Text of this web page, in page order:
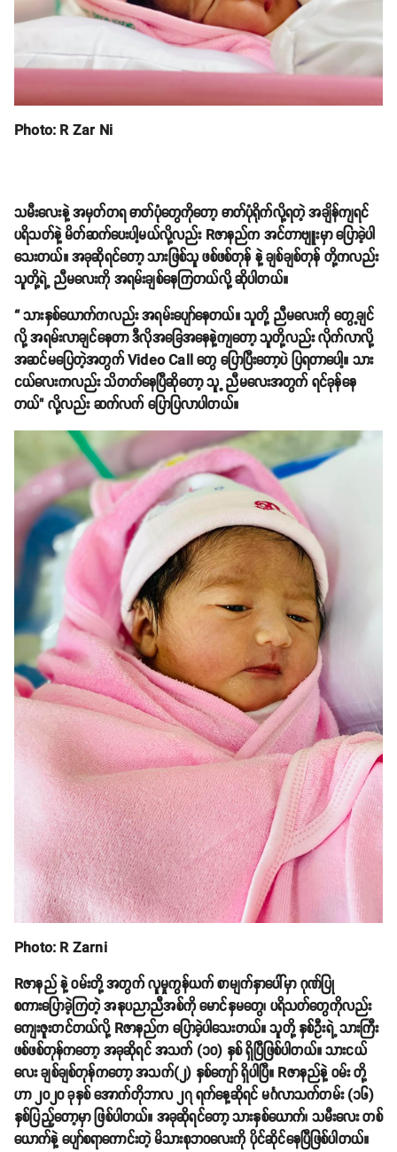
Photo: R Zar Ni
သမီးလေးနဲ့ အမှတ်တရ ဓာတ်ပုံတွေကိုတော့ ဓာတ်ပုံရိုက်လို့ရတဲ့ အချိန်ကျရင်
ပရိသတ်နဲ့ မိတ်ဆက်ပေးပါ့မယ်လို့လည်း Rဇာနည်က အင်တာဗျူးမှာ ပြောခဲ့ပါ
သေးတယ်။ အခုဆိုရင်တော့ သားဖြစ်သူ ဖစ်ဖစ်တုန် နဲ့ ချစ်ချစ်တုန် တို့ကလည်း
သူတို့ရဲ့ ညီမလေးကို အရမ်းချစ်နေကြတယ်လို့ ဆိုပါတယ်။
“ သားနှစ်ယောက်ကလည်း အရမ်းပျော်နေတယ်။ သူတို့ ညီမလေးကို တွေ့ချင်
လို့ အရမ်းလာချင်နေတာ ဒီလိုအခြေအနေနဲ့ကျတော့ သူတို့လည်း လိုက်လာလို့
အဆင်မပြေတဲ့အတွက် Video Call တွေ ပြောပြီးတော့ပဲ ပြရတာပေါ့။ သား
ငယ်လေးကလည်း သိတတ်နေပြီဆိုတော့ သူ့ ညီမလေးအတွက် ရင်ခုန်နေ
တယ်" လို့လည်း ဆက်လက် ပြောပြလာပါတယ်။
Photo: R Zarni
Rဇာနည် နဲ့ ဝမ်းတို့ အတွက် လူမှုကွန်ယက် စာမျက်နှာပေါ်မှာ ဂုဏ်ပြု
စကားပြောခဲ့ကြတဲ့ အနုပညာညီအစ်ကို မောင်နှမတွေ၊ ပရိသတ်တွေကိုလည်း
ကျေးဇူးတင်တယ်လို့ Rဇာနည်က ပြောခဲ့ပါသေးတယ်။ သူတို့ နှစ်ဦးရဲ့ သားကြီး
ဖစ်ဖစ်တုန်ကတော့ အခုဆိုရင် အသက် (၁၀) နှစ် ရှိပြီဖြစ်ပါတယ်။ သားငယ်
လေး ချစ်ချစ်တုန်ကတော့ အသက်(၂) နှစ်ကျော် ရှိပါပြီ။ Rဇာနည်နဲ့ ဝမ်း တို့
ဟာ ၂၀၂၀ ခုနှစ် အောက်တိုဘာလ ၂၇ ရက်နေ့ဆိုရင် မင်္ဂလာသက်တမ်း (၁၆)
နှစ်ပြည့်တော့မှာ ဖြစ်ပါတယ်။ အခုဆိုရင်တော့ သားနှစ်ယောက်၊ သမီးလေး တစ်
ယောက်နဲ့ ပျော်စရာကောင်းတဲ့ မိသားစုဘဝလေးကို ပိုင်ဆိုင်နေပြီဖြစ်ပါတယ်။